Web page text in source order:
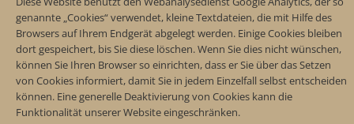
genannte „Cookies“ verwendet, kleine Textdateien, die mit Hilfe des
Browsers auf Ihrem Endgerät abgelegt werden. Einige Cookies bleiben
dort gespeichert, bis Sie diese löschen. Wenn Sie dies nicht wünschen,
können Sie Ihren Browser so einrichten, dass er Sie über das Setzen
von Cookies informiert, damit Sie in jedem Einzelfall selbst entscheiden
können. Eine generelle Deaktivierung von Cookies kann die
Funktionalität unserer Website eingeschränken.